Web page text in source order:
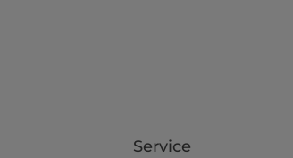
Service